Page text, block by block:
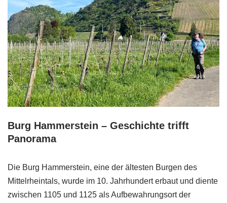
Burg Hammerstein – Geschichte trifft
Panorama
Die Burg Hammerstein, eine der ältesten Burgen des
Mittelrheintals, wurde im 10. Jahrhundert erbaut und diente
zwischen 1105 und 1125 als Aufbewahrungsort der